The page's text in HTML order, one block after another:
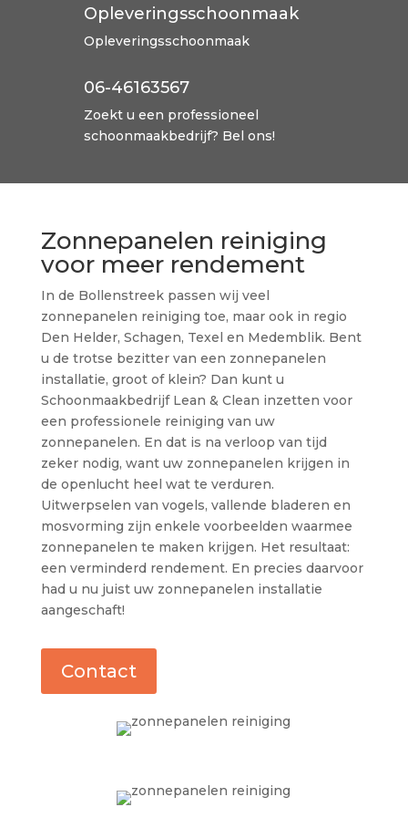
Opleveringsschoonmaak
Opleveringsschoonmaak
06-46163567
Zoekt u een professioneel
schoonmaakbedrijf? Bel ons!
Zonnepanelen reiniging
voor meer rendement
In de Bollenstreek passen wij veel
zonnepanelen reiniging toe, maar ook in regio
Den Helder, Schagen, Texel en Medemblik. Bent
u de trotse bezitter van een zonnepanelen
installatie, groot of klein? Dan kunt u
Schoonmaakbedrijf Lean & Clean inzetten voor
een professionele reiniging van uw
zonnepanelen. En dat is na verloop van tijd
zeker nodig, want uw zonnepanelen krijgen in
de openlucht heel wat te verduren.
Uitwerpselen van vogels, vallende bladeren en
mosvorming zijn enkele voorbeelden waarmee
zonnepanelen te maken krijgen. Het resultaat:
een verminderd rendement. En precies daarvoor
had u nu juist uw zonnepanelen installatie
aangeschaft!
Contact